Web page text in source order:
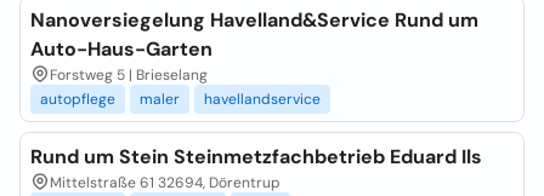
Nanoversiegelung Havelland&Service Rund um
Auto-Haus-Garten
Forstweg 5 | Brieselang
autopflege
maler havellandservice
Rund um Stein Steinmetzfachbetrieb Eduard Ils
Mittelstraße 61 32694, Dörentrup